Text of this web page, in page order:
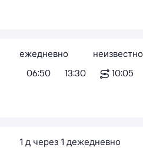
ежедневно
06:50
13:30
неизвестно
10:05
1 д через 1 дежедневно